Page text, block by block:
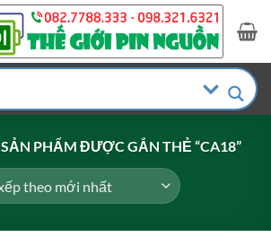
SẢN PHẨM ĐƯỢC GẮN THẺ “CA18”